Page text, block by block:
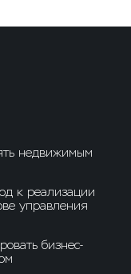
недвижимым
к реализации
управления
бизнес-